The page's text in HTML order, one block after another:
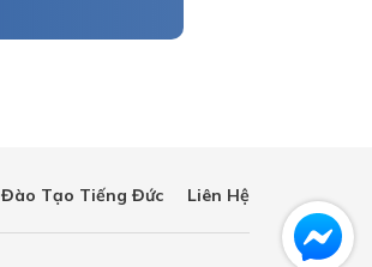
Đào Tạo Tiếng Đức Liên Hệ